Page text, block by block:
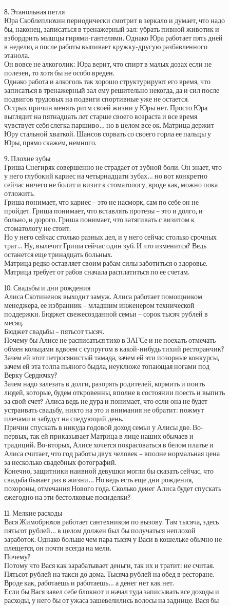
8. Этанольная петля
Юра Скоблеплюхин периодически смотрит в зеркало и думает, что надо
бы, наконец, записаться в тренажерный зал: убрать пивной животик и
взбордрить мышцы гирями-гантелями. Однако Юра работает пять дней
в неделю, а после работы выпивает кружку-другую разбавленного
этанола.
Он вовсе не алкоголик: Юра верит, что спирт в малых дозах если не
полезен, то хотя бы не особо вреден.
Однако работа и алкоголь так хорошо структурируют его время, что
записаться в тренажерный зал ему решительно некогда, да и сил после
подвигов трудовых на подвиги спортивные уже не остается.
Острых причин менять ритм своей жизни у Юры нет. Просто Юра
выглядит на пятнадцать лет старше своего возраста и все время
чувствует себя слегка паршиво… но в целом все ок. Матрица держит
Юру стальной хваткой. Шансов сорвать со своего горла ее пальцы у
Юры, прямо скажем, немного.
9. Плохие зубы
Гриша Снегиряк совершенно не страдает от зубной боли. Он знает, что
у него глубокий кариес на четырнадцати зубах… но вот конкретно
сейчас ничего не болит и визит к стоматологу, вроде как, можно пока
отложить.
Гриша понимает, что кариес – это не насморк, сам по себе он не
пройдет. Гриша понимает, что вставлять протезы – это и долго, и
больно, и дорого. Гриша понимает, что затягивать с визитом к
стоматологу не стоит.
Но у него сейчас столько разных дел, и у него сейчас столько срочных
трат… Ну, вылечит Гриша сейчас один зуб. И что изменится? Ведь
останется еще тринадцать больных.
Матрица редко оставляет своим рабам силы заботиться о здоровье.
Матрица требует от рабов сначала расплатиться по ее счетам.
10. Свадьбы и дни рождения
Алиса Скотиненок выходит замуж. Алиса работает помощником
менеджера, ее избранник – младшим инженером технической
поддержки. Бюджет свежесозданной семьи – сорок тысяч рублей в
месяц.
Бюджет свадьбы – пятьсот тысяч.
Почему бы Алисе не расписаться тихо в ЗАГСе и не поехать отмечать
обмен кольцами вдвоем с супругом в какой-нибудь тихий ресторанчик?
Зачем ей этот петросянистый тамада, зачем ей эти позорные конкурсы,
зачем ей эта толпа пьяного быдла, неуклюже топающая ногами под
Верку Сердючку?
Зачем надо залезать в долги, разорять родителей, кормить и поить
людей, которые, будем откровенны, вполне в состоянии поесть и выпить
за свой счет? Алиса ведь не дура и понимает, что если она не будет
устраивать свадьбу, никто на это и внимания не обратит: пожмут
плечами и забудут на следующий день.
Причин спускать в никуда годовой доход семьи у Алисы две. Во-
первых, так ей приказывает Матрица в лице наших обычаев и
традиций. Во-вторых, Алисе хочется покрасоваться в белом платье и
Алиса считает, что год работы двух человек – вполне нормальная цена
за несколько свадебных фотографий.
Конечно, защитники наивной девушки могли бы сказать сейчас, что
свадьба бывает раз в жизни… Но ведь есть еще дни рождения,
похороны, отмечания Нового года. Сколько денег Алиса будет спускать
ежегодно на эти бестолковые посиделки?
11. Мелкие расходы
Вася Жимобрюхов работает сантехником по вызову. Там тысяча, здесь
пятьсот рублей… в целом должен был бы получаться неплохой
заработок. Однако больше чем пара тысяч у Васи в кошельке обычно не
плещется, он почти всегда на мели.
Почему?
Потому что Вася как зарабатывает деньги, так их и тратит: не считая.
Пятьсот рублей на такси до дома. Тысяча рублей на обед в ресторане.
Вроде как, работаешь и работаешь… а денег нет как нет.
Если бы Вася завел себе блокнот и начал туда записывать все доходы и
расходы, у него бы от ужаса зашевелились волосы на заднице. Вася бы